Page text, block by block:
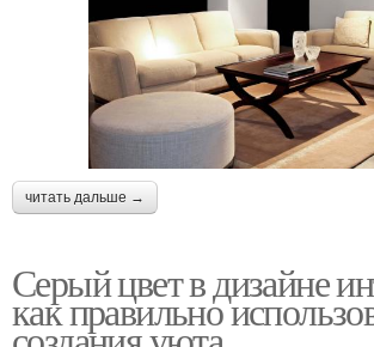
читать дальше →
Серый цвет в дизайне
как правильно